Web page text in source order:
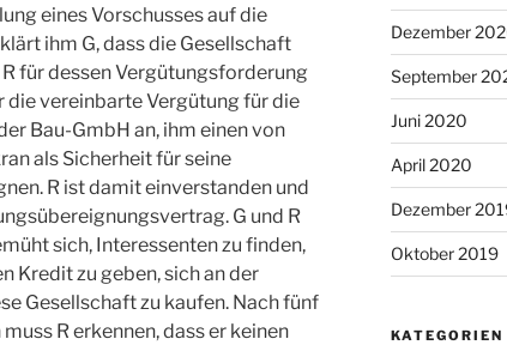
eines Vorschusses auf die
ihm G, dass die Gesellschaft
für dessen Vergütungsforderung
die vereinbarte Vergütung für die
Bau-GmbH an, ihm einen von
als Sicherheit für seine
R ist damit einverstanden und
G und R
sich, Interessenten zu finden,
Kredit zu geben, sich an der
Gesellschaft zu kaufen. Nach fünf
R erkennen, dass er keinen
Dezember
September
Juni 2020
April 2020
Dezember
Oktober 2019
KATEGORIEN